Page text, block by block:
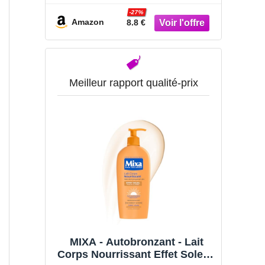
Visage & Corps - Acide
Hyaluronique + 3 Céramides
Essentiels - Sans Parfum -
ml
Amazon 8.8 €
-27%
Meilleur rapport qualité-prix
MIXA - Autobronzant - Lait
Corps Nourrissant Effet Soleil -